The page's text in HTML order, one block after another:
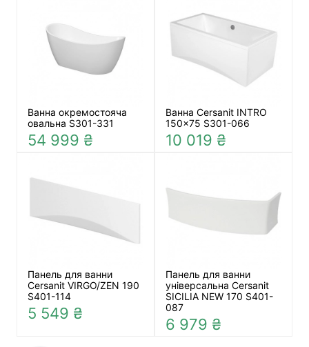
Ванна окремостояча
овальна S301-331
54 999 ₴
Ванна Cersanit INTRO
150×75 S301-066
10 019 ₴
Панель для ванни
Cersanit VIRGO/ZEN 190
S401-114
5 549 ₴
Панель для ванни
універсальна Cersanit
SICILIA NEW 170 S401-
087
6 979 ₴